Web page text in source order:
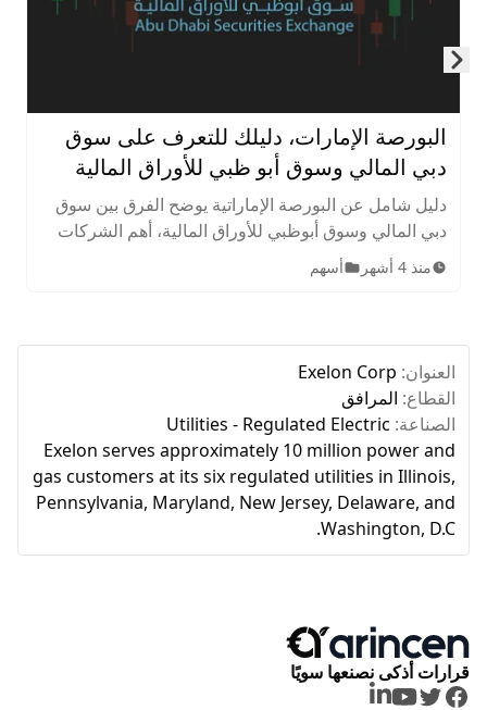
البورصة الإمارات، دليلك للتعرف على سوق
دبي المالي وسوق أبو ظبي للأوراق المالية
دليل شامل عن البورصة الإماراتية يوضح الفرق بين سوق
دبي المالي وسوق أبوظبي للأوراق المالية، أهم الشركات
المدرجة، الأصول المتاحة، ساعات التداول، وخطوات
الاستثمار للمبتدئين.
منذ 4 أشهر أسهم
العنوان: Exelon Corp
القطاع: المرافق
الصناعة: Utilities - Regulated Electric
Exelon serves approximately 10 million power and
gas customers at its six regulated utilities in Illinois,
Pennsylvania, Maryland, New Jersey, Delaware, and
Washington, D.C.
قرارات أذكى نصنعها سويًا
Facebook
Twitter
Youtube
LinkedIn